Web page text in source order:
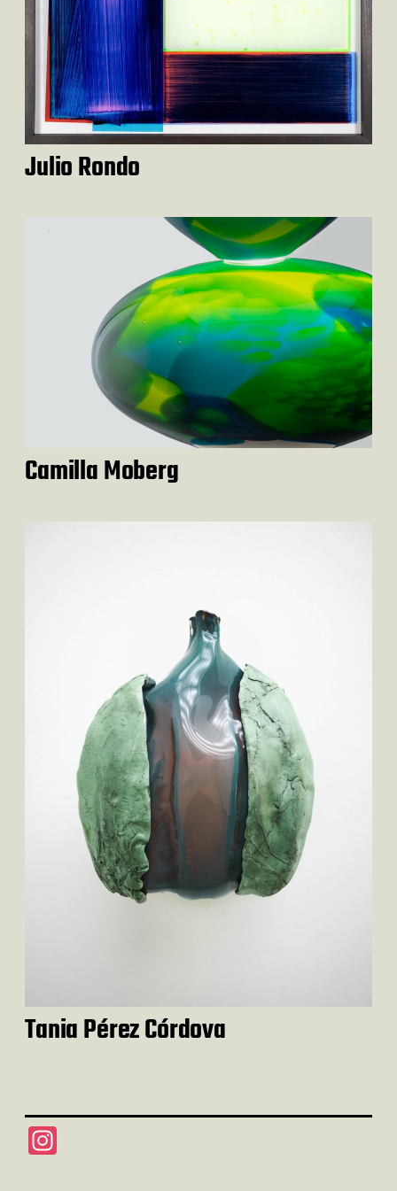
Julio Rondo
Camilla Moberg
Tania Pérez Córdova